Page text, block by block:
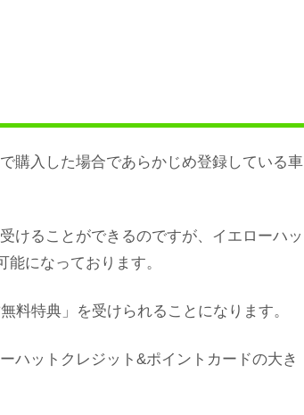
購入した場合であらかじめ登録している車
けることができるのですが、イエローハッ
になっております。
料特典」を受けられることになります。
ハットクレジット&ポイントカードの大き